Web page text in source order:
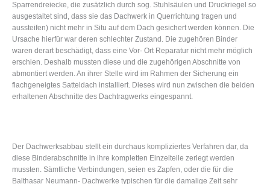
Sparrendreiecke, die zusätzlich durch sog. Stuhlsäulen und Druckriegel so
ausgestaltet sind, dass sie das Dachwerk in Querrichtung tragen und
aussteifen) nicht mehr in Situ auf dem Dach gesichert werden können. Die
Ursache hierfür war deren schlechter Zustand. Die zugehören Binder
waren derart beschädigt, dass eine Vor- Ort Reparatur nicht mehr möglich
erschien. Deshalb mussten diese und die zugehörigen Abschnitte von
abmontiert werden. An ihrer Stelle wird im Rahmen der Sicherung ein
flachgeneigtes Satteldach installiert. Dieses wird nun zwischen die beiden
erhaltenen Abschnitte des Dachtragwerks eingespannt.
Der Dachwerksabbau stellt ein durchaus kompliziertes Verfahren dar, da
diese Binderabschnitte in ihre kompletten Einzelteile zerlegt werden
mussten. Sämtliche Verbindungen, seien es Zapfen, oder die für die
Balthasar Neumann- Dachwerke typischen für die damalige Zeit sehr